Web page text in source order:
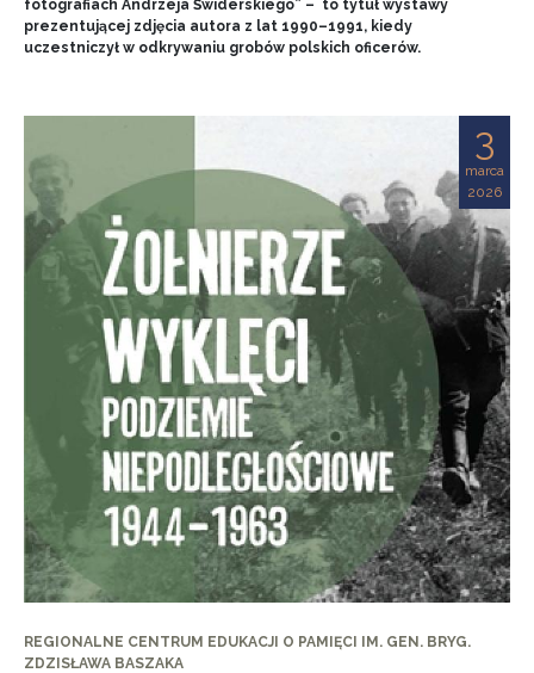
fotografiach Andrzeja Świderskiego” – to tytuł wystawy
prezentującej zdjęcia autora z lat 1990–1991, kiedy
uczestniczył w odkrywaniu grobów polskich oficerów.
3
marca
2026
REGIONALNE CENTRUM EDUKACJI O PAMIĘCI IM. GEN. BRYG.
ZDZISŁAWA BASZAKA